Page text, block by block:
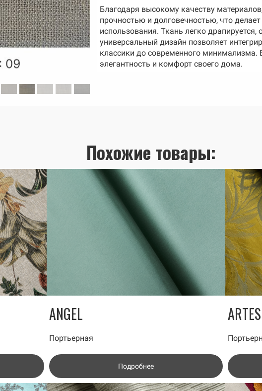
Благодаря высокому качеству
прочностью и долговечностью, что
использования. Ткань легко драпируется,
универсальный дизайн позволяет
классики до современного минимализма.
элегантность и комфорт своего дома.
Похожие товары:
ANGEL
Портьерная
Подробнее